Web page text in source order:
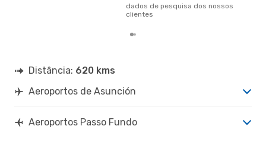
dados de pesquisa dos nossos
clientes
Distância: 620 kms
Aeroportos de Asunción
Aeroportos Passo Fundo